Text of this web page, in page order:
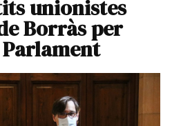
unionistes
Borràs per